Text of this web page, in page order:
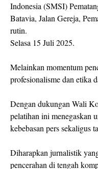
Indonesia (SMSI)
Batavia, Jalan Gereja,
rutin.
Selasa 15 Juli 2025.
Melainkan momentum
profesionalisme dan etika
Dengan dukungan Wali
pelatihan ini menegaskan
kebebasan pers sekaligus
Diharapkan jurnalistik
pencerahan di tengah